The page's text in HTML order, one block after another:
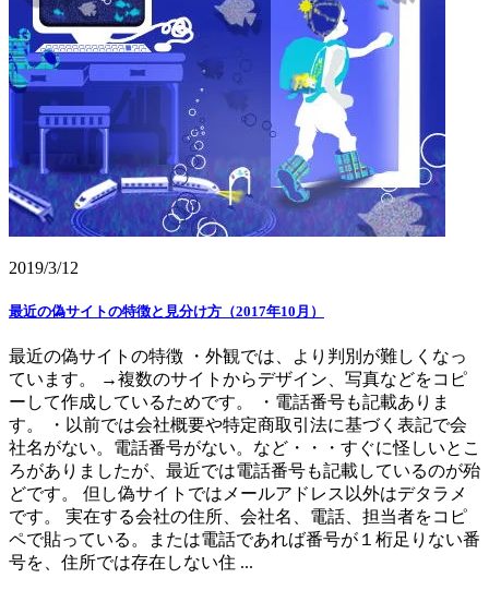
2019/3/12
最近の偽サイトの特徴と見分け方（2017年10月）
最近の偽サイトの特徴 ・外観では、より判別が難しくなっ
ています。 →複数のサイトからデザイン、写真などをコピ
ーして作成しているためです。 ・電話番号も記載ありま
す。 ・以前では会社概要や特定商取引法に基づく表記で会
社名がない。電話番号がない。など・・・すぐに怪しいとこ
ろがありましたが、最近では電話番号も記載しているのが殆
どです。 但し偽サイトではメールアドレス以外はデタラメ
です。 実在する会社の住所、会社名、電話、担当者をコピ
ペで貼っている。または電話であれば番号が１桁足りない番
号を、住所では存在しない住 ...